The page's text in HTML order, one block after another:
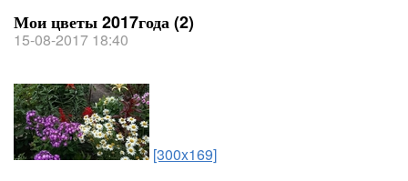
Мои цветы 2017года (2)
15-08-2017 18:40
[300x169]